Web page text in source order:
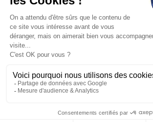
SUIVEZ-NOUS
Une boutique élaborée avec par RGOODS